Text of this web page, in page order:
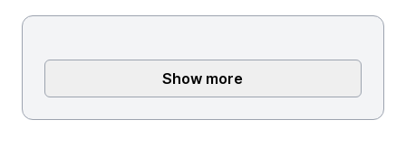
Show more